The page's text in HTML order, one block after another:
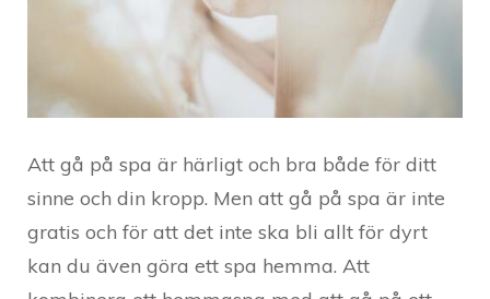
Att gå på spa är härligt och bra både för ditt
sinne och din kropp. Men att gå på spa är inte
gratis och för att det inte ska bli allt för dyrt
kan du även göra ett spa hemma. Att